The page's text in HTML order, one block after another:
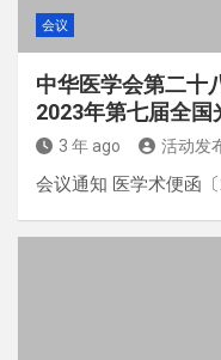
会议
中华医学会第二十
2023年第七届全
3 年 ago 活动发
会议通知 医学术便函